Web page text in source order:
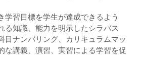
習目標を学生が達成できるよう
る知識、能力を明示したシラバス
目ナンバリング、カリキュラムマッ
な講義、演習、実習による学習を促